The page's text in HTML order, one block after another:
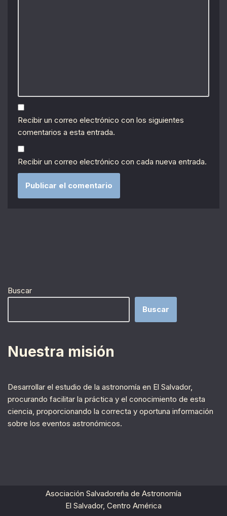
Recibir un correo electrónico con los siguientes
comentarios a esta entrada.
Recibir un correo electrónico con cada nueva entrada.
Buscar
Buscar
Nuestra misión
Desarrollar el estudio de la astronomía en El Salvador,
procurando facilitar la práctica y el conocimiento de esta
ciencia, proporcionando la correcta y oportuna información
sobre los eventos astronómicos.
Asociación Salvadoreña de Astronomía
El Salvador, Centro América